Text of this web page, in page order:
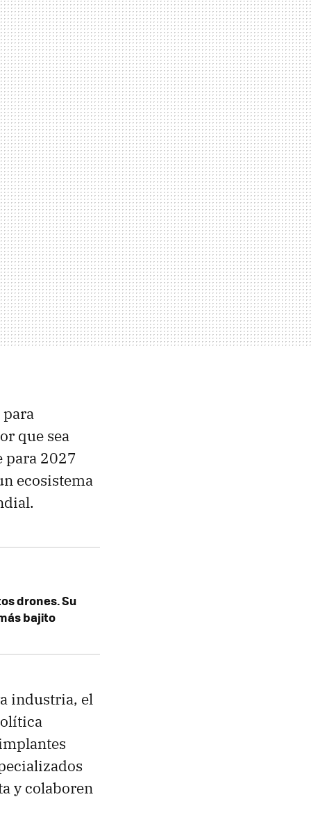
para
que sea
para 2027
ecosistema
drones. Su
bajito
industria, el
y colaboren